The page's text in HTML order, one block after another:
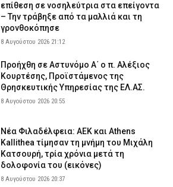
επίθεση σε νοσηλεύτρια στα επείγοντα
– Την τράβηξε από τα μαλλιά και τη
γρονθοκόπησε
8 Αυγούστου 2026 21:12
Προήχθη σε Αστυνόμο Α΄ ο π. Αλέξιος
Κουρτέσης, Προϊστάμενος της
Θρησκευτικής Υπηρεσίας της ΕΛ.ΑΣ.
8 Αυγούστου 2026 20:55
Νέα Φιλαδέλφεια: ΑΕΚ και Athens
Kallithea τίμησαν τη μνήμη του Μιχάλη
Κατσουρή, τρία χρόνια μετά τη
δολοφονία του (εικόνες)
8 Αυγούστου 2026 20:37